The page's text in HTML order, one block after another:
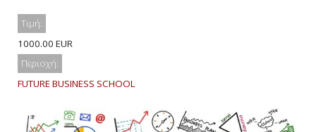
Τιμή:
1000.00 EUR
Περιοχή:
FUTURE BUSINESS SCHOOL